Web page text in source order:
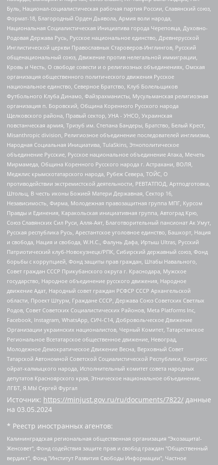
Буль, Национал-социалистическая рабочая партия России, Славянский союз,
Формат-18, Благородный Орден Дьявола, Армия воли народа,
Национальная Социалистическая Инициатива города Череповца, Духовно-
Родовая Держава Русь, Русское национальное единство, Древнерусской
Инглистической церкви Православных Староверов-Инглингов, Русский
общенациональный союз, Движение против нелегальной иммиграции,
Кровь и Честь, О свободе совести и о религиозных объединениях, Омская
организация общественного политического движения Русское
национальное единство, Северное Братство, Клуб Болельщиков
Футбольного Клуба Динамо, Файзрахманисты, Мусульманская религиозная
организация п. Боровский, Община Коренного Русского народа
Щелковского района, Правый сектор, УНА - УНСО, Украинская
повстанческая армия, Тризуб им. Степана Бандеры, Братство, Белый Крест,
Misanthropic division, Религиозное объединение последователей инглиизма,
Народная Социальная Инициатива, TulaSkins, Этнополитическое
объединение Русские, Русское национальное объединение Атака, Мечеть
Мирмамеда, Община Коренного Русского народа г. Астрахани, ВОЛЯ,
Меджлис крымскотатарского народа, Рубеж Севера, ТОЙС, О
противодействии экстремистской деятельности, РЕВТАТПОД, Артподготовка,
Штольц, В честь иконы Божией Матери Державная, Сектор 16,
Независимость, Фирма, Молодежная правозащитная группа МПГ, Курсом
Правды и Единения, Каракольская инициативная группа, Автоград Крю,
Союз Славянских Сил Руси, Алля-Аят, Благотворительный пансионат Ак Умут,
Русская республика Русь, Арестантское уголовное единство, Башкорт, Нация
и свобода, Нация и свобода, W.H.С., Фалунь Дафа, Иртыш Ultras, Русский
Патриотический клуб-Новокузнецк/РПК, Сибирский державный союз, Фонд
борьбы с коррупцией, Фонд защиты прав граждан, Штабы Навального,
Совет граждан СССР Прикубанского округа г. Краснодара, Мужское
государство, Народное объединение русского движения, Народное
движение Адат, Народный совет граждан РСФСР СССР Архангельской
области, Проект Штурм, Граждане СССР, Держава Союз Советских Светлых
Родов, Совет Советских Социалистических Районов, Meta Platforms Inc,
Facebook, Instagram, WhatsApp, СИЧ-С14, Добровольческое Движение
Организации украинских националистов, Черный Комитет, Татарстанское
Региональное Всетатарское общественное движение, Невоград,
Молодежное Демократическое Движение Весна, Верховный Совет
Татарской Автономной Советской Социалистической Республики, Конгресс
ойрат-калмыцкого народа, Исполнительный комитет совета народных
депутатов Красноярского края, Этническое национальное объединение,
ЛГБТ, Я.МЫ Сергей Фургал
Источник: https://minjust.gov.ru/ru/documents/7822/ данные
на 03.05.2024
* Реестр иностранных агентов:
Калининградская региональная общественная организация "Экозащита!-Женсовет", Фонд содействия защите прав и свобод граждан "Общественный вердикт", Фонд "Институт Развития Свободы Информации", Частное учреждение "Информационное агентство МЕМО. РУ", Региональная общественная организация "Общественная комиссия по сохранению наследия академика Сахарова", Фонд поддержки свободы прессы, Санкт-Петербургская общественная правозащитная организация "Гражданский контроль", Межрегиональная общественная организация "Информационно-просветительский центр "Мемориал", Региональный Фонд "Центр Защиты Прав Средств Массовой Информации", с 05.12.2023 Фонд "Центр Защиты Прав Средств массовой информации", Региональная общественная благотворительная организация помощи беженцам и мигрантам "Гражданское содействие", Негосударственное образовательное учреждение дополнительного профессионального образования (повышение квалификации) специалистов "АКАДЕМИЯ ПО ПРАВАМ ЧЕЛОВЕКА", Свердловская региональная общественная организация "Сутяжник", Автономная некоммерческая организация "Центр независимых социологических исследований", Союз общественных объединений "Российский исследовательский центр по правам человека", Региональное общественное учреждение научно-информационный центр "МЕМОРИАЛ", Некоммерческая организация "Фонд защиты гласности", Автономная некоммерческая организация "Институт прав человека", Городская общественная организация "Екатеринбургское общество "МЕМОРИАЛ", Городская общественная организация "Рязанское историко-просветительское и правозащитное общество "Мемориал" (Рязанский Мемориал), Челябинский региональный орган общественной самодеятельности – женское общественное объединение "Женщины Евразии", Челябинский региональный орган общественной самодеятельности "Уральская правозащитная группа", Фонд содействия защите здоровья и социальной справедливости имени Андрея Рылькова, Автономная Некоммерческая Организация "Аналитический Центр Юрия Левады", Автономная некоммерческая организация социальной поддержки населения "Проект Апрель", Региональная общественная организация помощи женщинам и детям, находящимся в кризисной ситуации "Информационно-методический центр "Анна", Фонд содействия развитию массовых коммуникаций и правовому просвещению "Так-так-Так", Фонд содействия устойчивому развитию "Серебряная тайга", Свердловский региональный общественный фонд социальных проектов "Новое время", "Idel.Реалии", Кавказ.Реалии, Крым.Реалии, Телеканал Настоящее Время, Татаро-башкирская служба Радио Свобода (Azatliq Radiosi), Радио Свободная Европа/Радио Свобода (PCE/PC), "Сибирь.Реалии", "Фактограф", Благотворительный фонд помощи осужденным и их семьям, Автономная некоммерческая организация "Институт глобализации и социальных движений", Фонд "В защиту прав заключенных", Частное учреждение "Центр поддержки и содействия развитию средств массовой информации", Пензенский региональный общественный благотворительный фонд "Гражданский союз", "Север.Реалии", Некоммерческая организация Фонд "Правовая инициатива", Общество с ограниченной ответственностью "Радио Свободная Европа/Радио Свобода", Чешское информационное агентство "MEDIUM-ORIENT", Красноярская региональная общественная организация "Мы против СПИДа", Камалягин Денис Николаевич, Маркелов Сергей Евгеньевич, Пономарев Лев Александрович, Савицкая Людмила Алексеевна, Автономная некоммерческая организация "Центр по работе с проблемой насилия "НАСИЛИЮ.НЕТ", Межрегиональный профессиональный союз работников здравоохранения "Альянс врачей", Юридическое лицо, зарегистрированное в Латвийской Республике, SIA "Medusa Project" (регистрационный номер 40103797863, дата регистрации 10.06.2014), Некоммерческая организация "Фонд по борьбе с коррупцией", Автономная некоммерческая организация "Институт права и публичной политики", Баданин Роман Сергеевич, Гликин Максим Александрович, Железнова Мария Михайловна, Лукьянова Юлия Сергеевна, Маетная Елизавета Витальевна, Маняхин Петр Борисович, Чуракова Ольга Владимировна, Ярош Юлия Петровна, Юридическое лицо "The Insider SIA", зарегистрированное в Риге, Латвийская Республика (дата регистрации 26.06.2015), являющееся администратором доменного имени интернет-издания "The Insider SIA", https://theins.ru, Постернак Алексей Евгеньевич, Рубин Михаил Аркадьевич, Анин Роман Александрович, Юридическое лицо Istories fonds, зарегистрированное в Латвийской Республике (регистрационный номер 50008295751, дата регистрации 24.02.2020), Великовский Дмитрий Александрович, Долинина Ирина Николаевна, Мароховская Алеся Алексеевна, Шлейнов Роман Юрьевич, Шмагун Олеся Валентиновна, Общество с ограниченной ответственностью "Альтаир 2021", Общество с ограниченной ответственностью "Вега 2021", Общество с ограниченной ответственностью "Главный редактор 2021", Общество с ограниченной ответственностью "Ромашки монолит", Важенков Артем Валерьевич, Ивановская областная общественная организация "Центр гендерных исследований", Гурман Юрий Альбертович, Медиапроект "ОВД-Инфо", Егоров Владимир Владимирович, Жилинский Владимир Александрович, Общество с ограниченной ответственностью "ЗП", Иванова София Юрьевна, Карезина Инна Павловна, Кильтау Екатерина Викторовна, Петров Алексей Викторович, Пискунов Сергей Евгеньевич, Смирнов Сергей Сергеевич, Тихонов Михаил Сергеевич, Общество с ограниченной ответственностью "ЖУРНАЛИСТ-ИНОСТРАННЫЙ АГЕНТ", Арапова Галина Юрьевна, Вольтская Татьяна Анатольевна, Американская компания "Mason G.E.S. Anonymous Foundation" (США), являющаяся владельцем интернет-издания https://mnews.world/, Компания "Stichting Bellingcat", зарегистрированная в Нидерландах (дата регистрации 11.07.2018), Захаров Андрей Вячеславович, Клепиковская Екатерина Дмитриевна, Общество с ограниченной ответственностью "МЕМО", Перл Роман Александрович, Симонов Евгений Алексеевич, Соловьева Елена Анатольевна, Сотников Даниил Владимирович, Сурначева Елизавета Дмитриевна, Автономная некоммерческая организация по защите прав человека и информированию населения "Якутия – Наше Мнение", Общество с ограниченной ответственностью "Москоу диджитал медиа", с 26.01.2023 Общество с ограниченной ответственностью "Чайка Белые сады", Ветошкина Валерия Валерьевна, Заговора Максим Александрович, Межрегиональное общественное движение "Российская ЛГБТ - сеть", Оленичев Максим Владимирович, Павлов Иван Юрьевич, Скворцова Елена Сергеевна, Общество с ограниченной ответственностью "Как бы инагент", Кочетков Игорь Викторович, Общество с ограниченной ответственностью "Честные выборы", Еланчик Олег Александрович, Общество с ограниченной ответственностью "Нобелевский призыв", Гималова Регина Эмилевна, Григорьев Андрей Валерьевич, Григорьева Алина Александровна, Ассоциация по содействию защите прав призывников, альтернативнослужащих и военнослужащих "Правозащитная группа "Гражданин.Армия.Право", Хисамова Регина Фаритовна, Автономная некоммерческая организация по реализации социально-правовых программ "Лилит", Дальневосточное общественное движение "Маяк", Санкт-Петербургская ЛГБТ-инициативная группа "Выход", Инициативная группа ЛГБТ+ "Реверс", Алексеев Андрей Викторович, Бекбулатова Таисия Львовна, Беляев Иван Михайлович, Владыкина Елена Сергеевна, Гельман Марат Александрович, Никульшина Вероника Юрьевна, Толоконникова Надежда Андреевна, Шендерович Виктор Анатольевич, Общество с ограниченной ответственностью "Данное сообщение", Общество с ограниченной ответственностью Издательский дом "Новая глава", Айнбиндер Александра Александровна, Московский комьюнити-центр для ЛГБТ+инициатив, Благотворительный фонд развития филантропии, Deutsche Welle (Германия, Kurt-Schumacher-Strasse 3, 53113 Bonn), Борзунова Мария Михайловна, Воробьев Виктор Викторович, Голубева Анна Львовна, Константинова Алла Михайловна, Малкова Ирина Владимировна, Мурадов Мурад Абдулгалимович, Осетинская Елизавета Николаевна, Понасенков Евгений Николаевич, Ганапольский Матвей Юрьевич, Киселев Евгений Алексеевич, Борухович Ирина Григорьевна, Дремин Иван Тимофеевич, Дубровский Дмитрий Викторович, Красноярская региональная общественная организация поддержки и развития альтернативных образовательных технологий и межкультурных коммуникаций "ИНТЕРРА", Маяковская Екатерина Алексеевна, Фейгин Марк Захарович, Филимонов Андрей Викторович, Дзугкоева Регина Николаевна, Доброхотов Роман Александрович, Дудь Юрий Александрович, Елкин Сергей Владимирович, Кругликов Кирилл Игоревич, Сабунаева Мария Леонидовна, Семенов Алексей Владимирович, Шаинян Карен Багратович, Шульман Екатерина Михайловна, Асафьев Артур Валерьевич, Вахштайн Виктор Семенович, Венедиктов Алексей Алексеевич, Лушникова Екатерина Евгеньевна, Волков Леонид Михайлович, Невзоров Александр Глебович, Пархоменко Сергей Борисович, Сироткин Ярослав Николаевич, Кара-Мурза Владимир Владимирович, Баранова Наталья Владимировна, Гозман Леонид Яковлевич, Кагарлицкий Борис Юльевич, Климарев Михаил Валерьевич, Милов Владимир Станиславович, Автономная некоммерческая организация Краснодарский центр современного искусства "Типография", Моргенштерн Алишер Тагирович, Соболь Любовь Эдуардовна, Общество с ограниченной ответственностью "ЛИЗА НОРМ", Каспаров Гарри Кимович, Ходорковский Михаил Борисович, Общество с ограниченной ответственностью "Апрельские тезисы", Данилович Ирина Брониславовна, Кашин Олег Владимирович, Петров Николай Владимирович, Пивоваров Алексей Владимирович, Соколов Михаил Владимирович, Цветкова Юлия Владимировна, Чичваркин Евгений Александрович, Комитет против пыток/Команда против пыток, Общество с ограниченной ответственностью "Первый научный", Общество с ограниченной ответственностью "Вертолет и ко", Белоцерковская Вероника Борисовна, Кац Максим Евгеньевич, Лазарева Татьяна Юрьевна, Шаведдинов Руслан Табризович, Яшин Илья Валерьевич, Общество с ограниченной ответственностью "Иноагент ААВ", Алешковский Дмитрий Петрович, Альбац Евгения Марковна, Быков Дмитрий Львович, Галямина Юлия Евгеньевна, Лойко Сергей Леонидович, Мартынов Кирилл Константинович, Медведев Сергей Александрович, Крашенинников Федор Геннадиевич, Гордеева Катерина Вл